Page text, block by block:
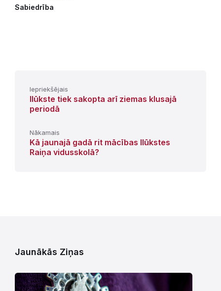
Sabiedrība
Iepriekšējais
Ilūkste tiek sakopta arī ziemas klusajā
periodā
Nākamais
Kā jaunajā gadā rit mācības Ilūkstes
Raiņa vidusskolā?
Jaunākās Ziņas